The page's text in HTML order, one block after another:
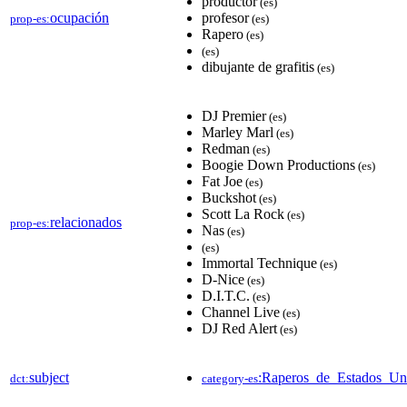
prop-es:ocupación profesor(es)
Rapero (es)
(es)
dibujante de grafitis (es)
prop-es:relacionados
DJ Premier(es)
Marley Marl (es)
Redman (es)
Boogie Down Productions (es)
Fat Joe (es)
Buckshot (es)
Scott La Rock (es)
Nas (es)
(es)
Immortal Technique (es)
D-Nice (es)
D.I.T.C. (es)
Channel Live (es)
DJ Red Alert (es)
dct:subject category-es